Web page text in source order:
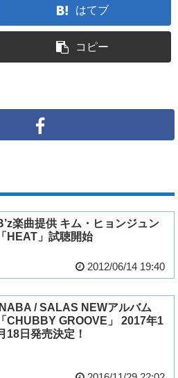
はてブ
コピー
楽曲提供 キム・ヒョンジュン
「HEAT」試聴開始
2012/06/14 19:40
INABA / SALAS NEWアルバム
「CHUBBY GROOVE」 2017年1
18日発売決定！